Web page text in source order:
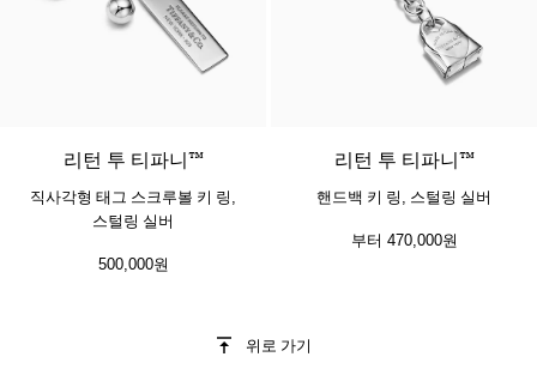
리턴 투 티파니™
직사각형 태그 스크루볼 키 링,
스털링 실버
500,000원
리턴 투 티파니™
핸드백 키 링, 스털링 실버
부터 470,000원
위로 가기